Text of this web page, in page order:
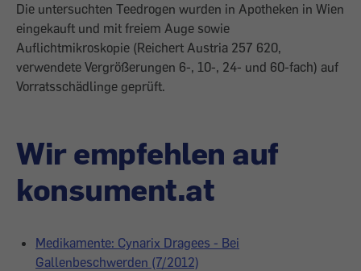
Die untersuchten Teedrogen wurden in Apotheken in Wien
eingekauft und mit freiem Auge sowie
Auflichtmikroskopie (Reichert Austria 257 620,
verwendete Vergrößerungen 6-, 10-, 24- und 60-fach) auf
Vorratsschädlinge geprüft.
Wir empfehlen auf
konsument.at
Medikamente: Cynarix Dragees - Bei
Gallenbeschwerden (7/2012)